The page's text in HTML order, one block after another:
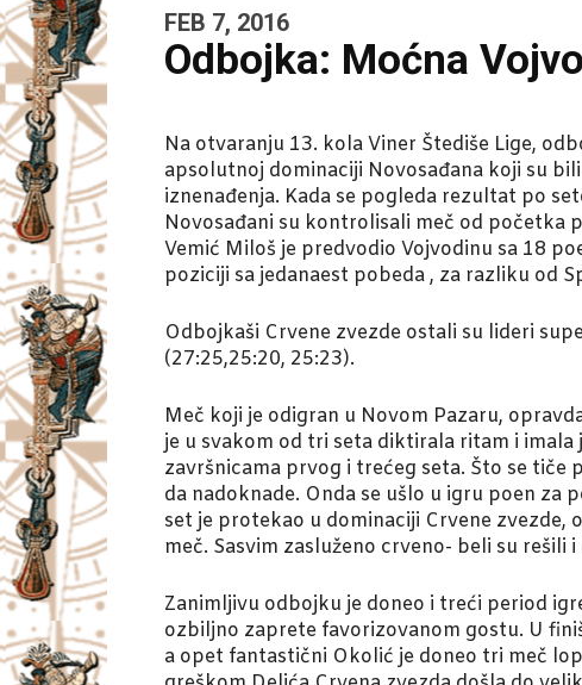
FEB 7, 2016
Odbojka: Moćna
Na otvaranju 13. kola Viner Štediše Lige,
apsolutnoj dominaciji Novosađana koji su
iznenađenja. Kada se pogleda rezultat po
Novosađani su kontrolisali meč od početka
Vemić Miloš je predvodio Vojvodinu sa 18
poziciji sa jedanaest pobeda , za razliku od
Odbojkaši Crvene zvezde ostali su lideri
(27:25,25:20, 25:23).
Meč koji je odigran u Novom Pazaru,
je u svakom od tri seta diktirala ritam i
završnicama prvog i trećeg seta. Što se tiče
da nadoknade. Onda se ušlo u igru poen
set je protekao u dominaciji Crvene
meč. Sasvim zasluženo crveno- beli su
Zanimljivu odbojku je doneo i treći period
ozbiljno zaprete favorizovanom gostu. U
a opet fantastični Okolić je doneo tri meč